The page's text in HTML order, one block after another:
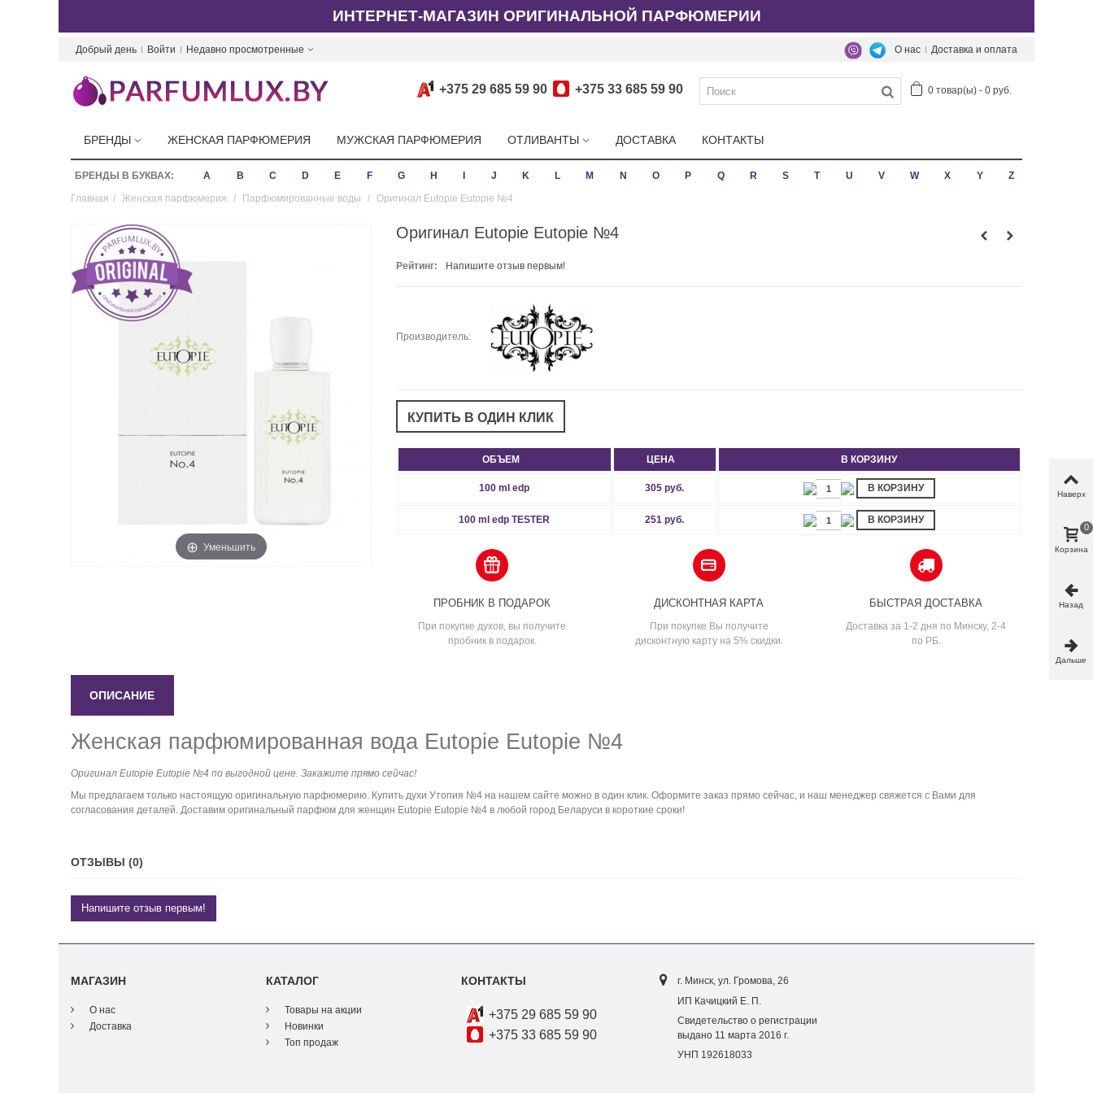
ИНТЕРНЕТ-МАГАЗИН ОРИГИНАЛЬНОЙ ПАРФЮМЕРИИ
Добрый день Войти Недавно просмотренные Доставка и оплата
О нас
0 товар(ы) - 0 руб.
+375 29 685 59 90 +375 33 685 59 90
БРЕНДЫ ЖЕНСКАЯ ПАРФЮМЕРИЯ МУЖСКАЯ ПАРФЮМЕРИЯ ОТЛИВАНТЫ ДОСТАВКА КОНТАКТЫ
БРЕНДЫ В БУКВАХ: A B C D E F G H J K L M N O P Q R S T U V W X Y
Z
Главная / Женская парфюмерия / Парфюмированные воды / Оригинал Eutopie Eutopie №4
Уменьшить
Оригинал Eutopie Eutopie №4
Рейтинг: Напишите отзыв первым!
Производитель:
ОБЪЕМ ЦЕНА В КОРЗИНУ
100 ml edp 305 руб. В КОРЗИНУ
100 ml edp TESTER 251 руб. В КОРЗИНУ
ПРОБНИК В ПОДАРОК
При покупке духов, вы получите
пробник в подарок.
ДИСКОНТНАЯ КАРТА
При покупке Вы получите
дисконтную карту на 5% скидки.
БЫСТРАЯ ДОСТАВКА
Доставка за 1-2 дня по Минску, 2-4
по РБ.
ОПИСАНИЕ
Женская парфюмированная вода Eutopie Eutopie №4
Оригинал Eutopie Eutopie №4 по выгодной цене. Закажите прямо сейчас!
Мы предлагаем только настоящую оригинальную парфюмерию. Купить духи Утопия №4 на нашем сайте можно в один клик. Оформите заказ прямо сейчас, и наш менеджер свяжется с Вами для
согласования деталей. Доставим оригинальный парфюм для женщин Eutopie Eutopie №4 в любой город Беларуси в короткие сроки!
ОТЗЫВЫ (0)
Напишите отзыв первым!
МАГАЗИН
О нас
Доставка
КАТАЛОГ
Товары на акции
Новинки
Топ продаж
КОНТАКТЫ
+375 29 685 59 90
+375 33 685 59 90
г. Минск, ул. Громова, 26
ИП Качицкий Е. П.
Свидетельство о регистрации
выдано 11 марта 2016 г.
УНП 192618033
Наверх
Корзина
0
Назад
Дальше